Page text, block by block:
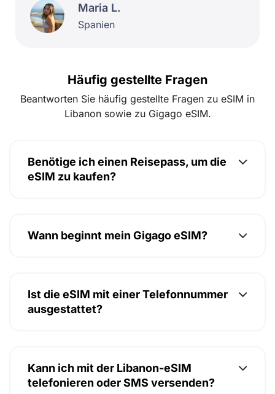
Maria L.
Spanien
Häufig gestellte Fragen
Beantworten Sie häufig gestellte Fragen zu eSIM in
Libanon sowie zu Gigago eSIM.
Benötige ich einen Reisepass, um die
eSIM zu kaufen?
Wann beginnt mein Gigago eSIM?
Ist die eSIM mit einer Telefonnummer
ausgestattet?
Kann ich mit der Libanon-eSIM
telefonieren oder SMS versenden?